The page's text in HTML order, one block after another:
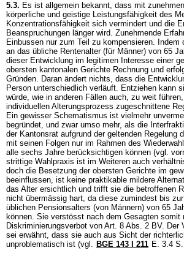
5.3. Es ist allgemein bekannt, dass mit
körperliche und geistige Leistungsfähigkeit des
Konzentrationsfähigkeit sich vermindert und die
Beanspruchungen länger wird. Zunehmende
Einbussen nur zum Teil zu kompensieren. Indem
an das übliche Rentenalter (für Männer) von 65
dieser Entwicklung im legitimen Interesse einer
obersten kantonalen Gerichte Rechnung und
Gründen. Daran ändert nichts, dass die
Person unterschiedlich verläuft. Entziehen kann
würde, wie in anderen Fällen auch, zu weit
individuellen Alterungsprozess zugeschnittene
Ein gewisser Schematismus ist vielmehr
begründet, und zwar umso mehr, als die
der Kantonsrat aufgrund der geltenden Regelung
mit seinen Folgen nur im Rahmen des
alle sechs Jahre berücksichtigen können (vgl.
strittige Wahlpraxis ist im Weiteren auch
doch die Besetzung der obersten Gerichte im
beeinflussen, ist keine praktikable mildere
das Alter ersichtlich und trifft sie die betroffenen
nicht übermässig hart, da diese zumindest bis
üblichen Pensionsalters (von Männern) von 65
können. Sie verstösst nach dem Gesagten somit
Diskriminierungsverbot von Art. 8 Abs. 2 BV. Der
sei erwähnt, dass sie auch aus Sicht der
unproblematisch ist (vgl. BGE 143 I 211 E. 3.4